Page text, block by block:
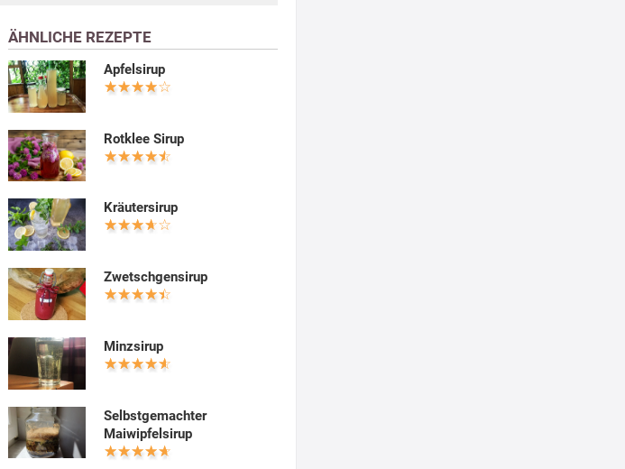
ÄHNLICHE REZEPTE
Apfelsirup
Rotklee Sirup
Kräutersirup
Zwetschgensirup
Minzsirup
Selbstgemachter
Maiwipfelsirup